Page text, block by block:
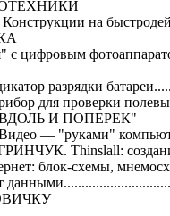
на
с цифровым
разрядки
для проверки полевых
И ПОПЕРЕК"
— "руками"
Thinslall:
блок-схемы,